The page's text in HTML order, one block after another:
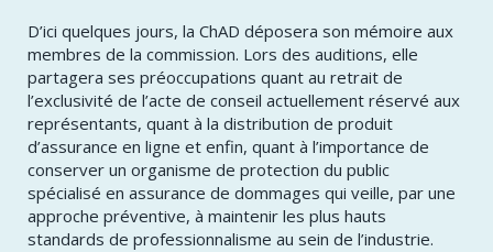
​D’ici quelques jours, la ChAD déposera son mémoire aux
membres de la commission. Lors des auditions, elle
partagera ses préoccupations quant au retrait de
l’exclusivité de l’acte de conseil actuellement réservé aux
représentants, quant à la distribution de produit
d’assurance en ligne et enfin, quant à l’importance de
conserver un organisme de protection du public
spécialisé en assurance de dommages qui veille, par une
approche préventive, à maintenir les plus hauts
standards de professionnalisme au sein de l’industrie.